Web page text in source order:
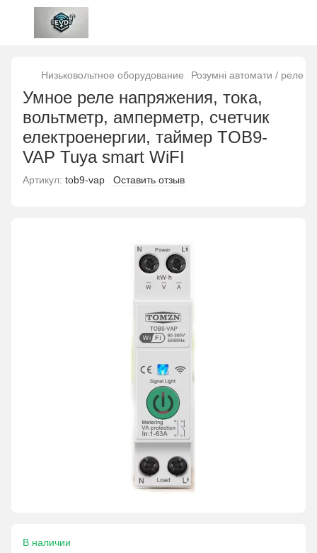
Низьковольтное оборудование Розумні автомати / реле
Умное реле напряжения, тока,
вольтметр, амперметр, счетчик
електроенергии, таймер TOB9-
VAP Tuya smart WiFI
Артикул: tob9-vap Оставить отзыв
В наличии